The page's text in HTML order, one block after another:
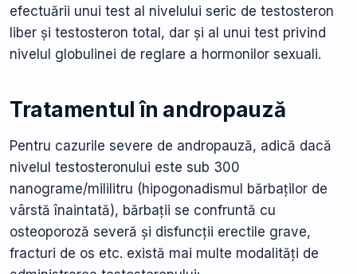
efectuării unui test al nivelului seric de testosteron
liber și testosteron total, dar și al unui test privind
nivelul globulinei de reglare a hormonilor sexuali.
Tratamentul în andropauză
Pentru cazurile severe de andropauză, adică dacă
nivelul testosteronului este sub 300
nanograme/mililitru (hipogonadismul bărbaților de
vârstă înaintată), bărbații se confruntă cu
osteoporoză severă și disfuncții erectile grave,
fracturi de os etc. există mai multe modalități de